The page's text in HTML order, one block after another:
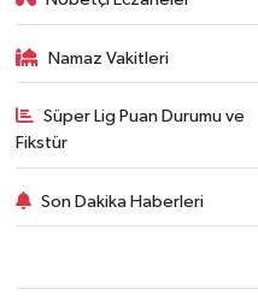
Namaz Vakitleri
Süper Lig Puan Durumu ve
Fikstür
Son Dakika Haberleri